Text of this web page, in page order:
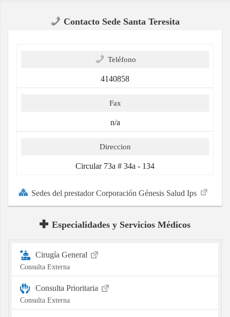
Contacto Sede Santa Teresita
Teléfono
4140858
Fax
n/a
Direccion
Circular 73a # 34a - 134
Sedes del prestador Corporación Génesis Salud Ips
Especialidades y Servicios Médicos
Cirugía General
Consulta Externa
Consulta Prioritaria
Consulta Externa